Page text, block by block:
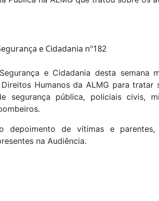
e Cidadania desta
Humanos da ALMG para
segurança pública, policiais civis,
depoimento de vítimas e
na Audiência.